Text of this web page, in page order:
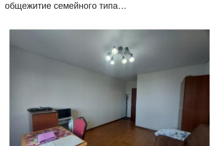
общежитие семейного типа…